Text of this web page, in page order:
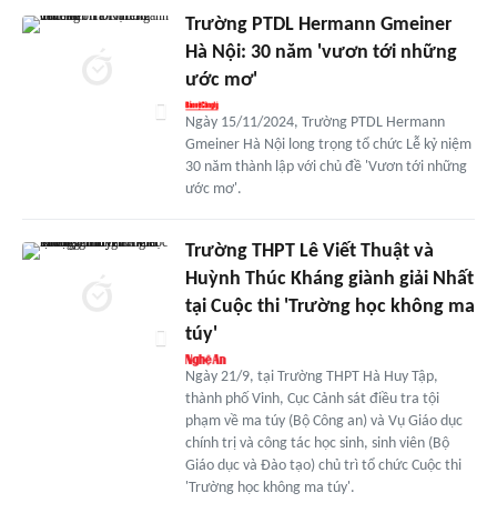
Trường PTDL Hermann Gmeiner
Hà Nội: 30 năm 'vươn tới những
ước mơ'
Ngày 15/11/2024, Trường PTDL Hermann
Gmeiner Hà Nội long trọng tổ chức Lễ kỷ niệm
30 năm thành lập với chủ đề 'Vươn tới những
ước mơ'.
Trường THPT Lê Viết Thuật và
Huỳnh Thúc Kháng giành giải Nhất
tại Cuộc thi 'Trường học không ma
túy'
Ngày 21/9, tại Trường THPT Hà Huy Tập,
thành phố Vinh, Cục Cảnh sát điều tra tội
phạm về ma túy (Bộ Công an) và Vụ Giáo dục
chính trị và công tác học sinh, sinh viên (Bộ
Giáo dục và Đào tạo) chủ trì tổ chức Cuộc thi
'Trường học không ma túy'.